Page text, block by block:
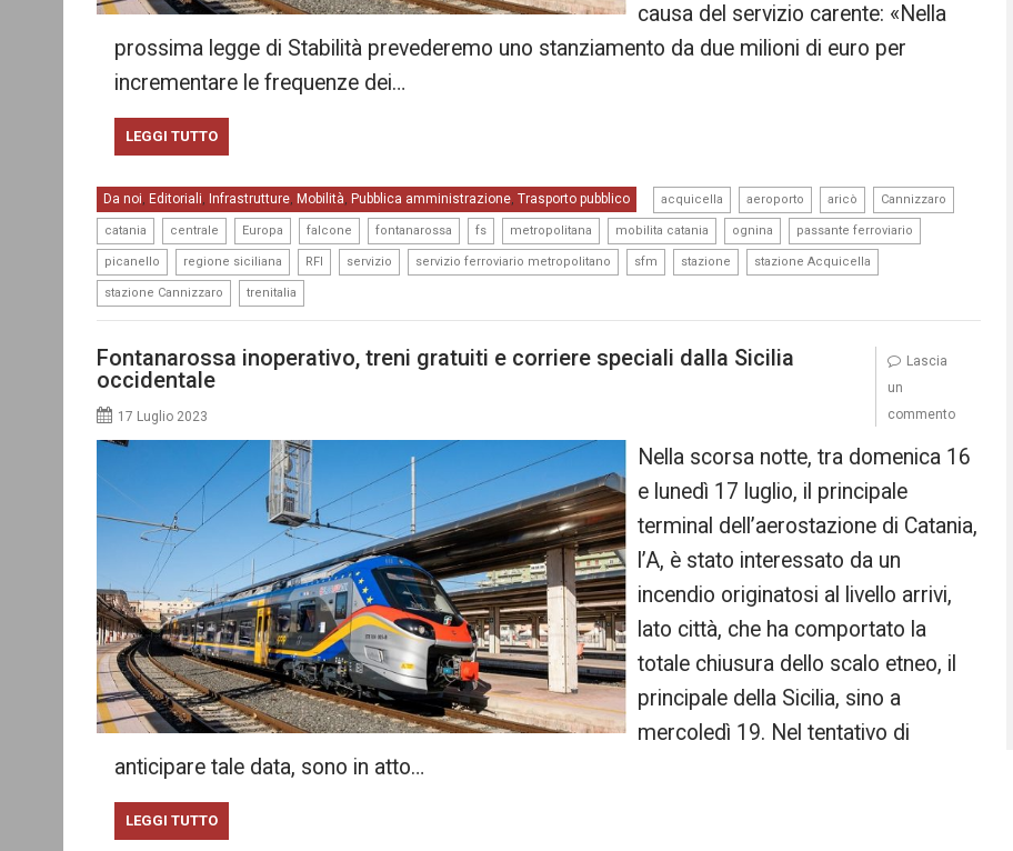
causa del servizio carente: «Nella
prossima legge di Stabilità prevederemo uno stanziamento da due milioni di euro per
incrementare le frequenze dei…
LEGGI TUTTO
Da noi, Editoriali, Infrastrutture, Mobilità, Pubblica amministrazione, Trasporto pubblico acquicella aeroporto aricò Cannizzaro
catania centrale Europa falcone fontanarossa fs metropolitana mobilita catania ognina passante ferroviario
picanello regione siciliana RFI servizio servizio ferroviario metropolitano sfm stazione stazione Acquicella
stazione Cannizzaro trenitalia
Fontanarossa inoperativo, treni gratuiti e corriere speciali dalla Sicilia
occidentale
17 Luglio 2023
Nella scorsa notte, tra domenica 16
e lunedì 17 luglio, il principale
terminal dell’aerostazione di Catania,
l’A, è stato interessato da un
incendio originatosi al livello arrivi,
lato città, che ha comportato la
totale chiusura dello scalo etneo, il
principale della Sicilia, sino a
mercoledì 19. Nel tentativo di
anticipare tale data, sono in atto…
LEGGI TUTTO
Lascia
un
commento